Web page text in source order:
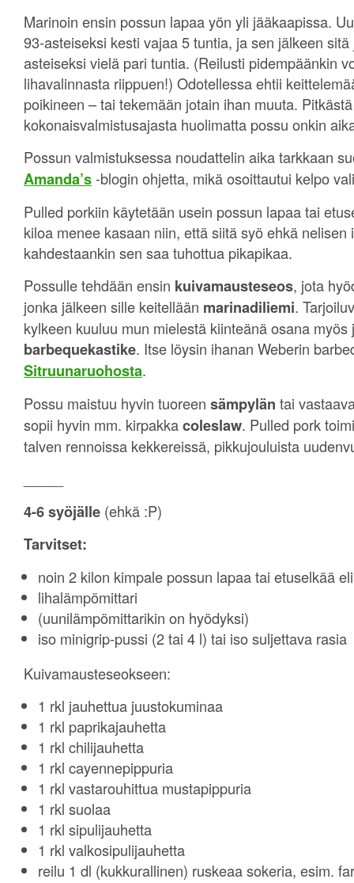
Marinoin ensin possun lapaa yön yli jääkaapissa.
93-asteiseksi kesti vajaa 5 tuntia, ja sen jälkeen
asteiseksi vielä pari tuntia. (Reilusti pidempäänkin
lihavalinnasta riippuen!) Odotellessa ehtii
poikineen – tai tekemään jotain ihan muuta. Pitkästä
kokonaisvalmistusajasta huolimatta possu onkin
Possun valmistuksessa noudattelin aika tarkkaan
Amanda’s-blogin ohjetta, mikä osoittautui kelpo
Pulled porkiin käytetään usein possun lapaa tai
kiloa menee kasaan niin, että siitä syö ehkä nelisen
kahdestaankin sen saa tuhottua pikapikaa.
Possulle tehdään ensin kuivamausteseos, jota
jonka jälkeen sille keitellään marinadiliemi.
kylkeen kuuluu mun mielestä kiinteänä osana myös
barbequekastike. Itse löysin ihanan Weberin
Sitruunaruohosta.
Possu maistuu hyvin tuoreen sämpylän tai
sopii hyvin mm. kirpakkacoleslaw. Pulled pork
talven rennoissa kekkereissä, pikkujouluista
4-6 syöjälle (ehkä :P)
Tarvitset:
noin 2 kilon kimpale possun lapaa tai etuselkää
lihalämpömittari
(uunilämpömittarikin on hyödyksi)
iso minigrip-pussi (2 tai 4 l) tai iso suljettava
Kuivamausteseokseen:
1 rkl jauhettua juustokuminaa
1 rkl paprikajauhetta
1 rkl chilijauhetta
1 rkl cayennepippuria
1 rkl vastarouhittua mustapippuria
1 rkl suolaa
1 rkl sipulijauhetta
1 rkl valkosipulijauhetta
reilu 1 dl (kukkurallinen) ruskeaa sokeria, esim.